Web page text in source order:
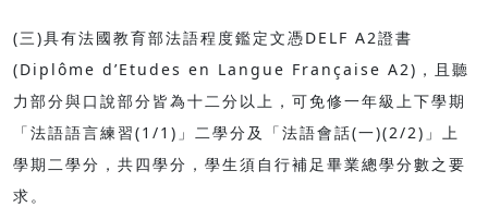
(三)具有法國教育部法語程度鑑定文憑DELF A2證書
(Diplôme d’Etudes en Langue Française A2)，且聽
力部分與口說部分皆為十二分以上，可免修一年級上下學期
「法語語言練習(1/1)」二學分及「法語會話(一)(2/2)」上
學期二學分，共四學分，學生須自行補足畢業總學分數之要
求。